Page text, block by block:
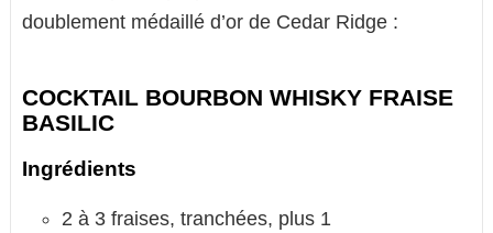
doublement médaillé d’or de Cedar Ridge :
COCKTAIL BOURBON WHISKY FRAISE
BASILIC
Ingrédients
2 à 3 fraises, tranchées, plus 1